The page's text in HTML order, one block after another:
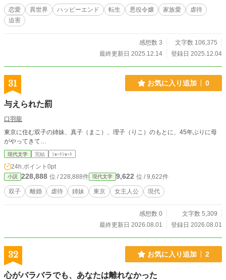
迫るシナリオの死から逃れる為に、私は足掻く。 ただ、あの子を守りたい、そ
れだけの婚約だったのに。 でも、気づけば私の胸は揺れていた。 “偽りの婚
約”は――やがて本当の愛と家族へと変わっていく。 これは、“悪女転生者”が織
有、ちゃんと最後は救われます。他サイトにも投稿しています。
恋愛 異世界 ハッピーエンド 転生 悪役令嬢 家族愛
虐待
迫害
感想数 3
文字数 106,375
最終更新日 2025.12.14
登録日 2025.12.04
31 お気に入り追加 0
与えられた罰
口羽龍
東京に住む双子の姉妹、真子（まこ）、理子（りこ）のもとに、45年ぶりに母
がやってきて…
現代文学 完結 ｼｮｰﾄｼｮｰﾄ
24h.ポイント 0pt
小説 228,888 位 / 228,888件 現代文学 9,622 位 / 9,622件
双子 離婚 虐待 姉妹 東京 女主人公 現代
感想数 0
文字数 5,309
最終更新日 2026.08.01
登録日 2026.08.01
32 お気に入り追加 2
心がバラバラでも、あなたは離れなかった